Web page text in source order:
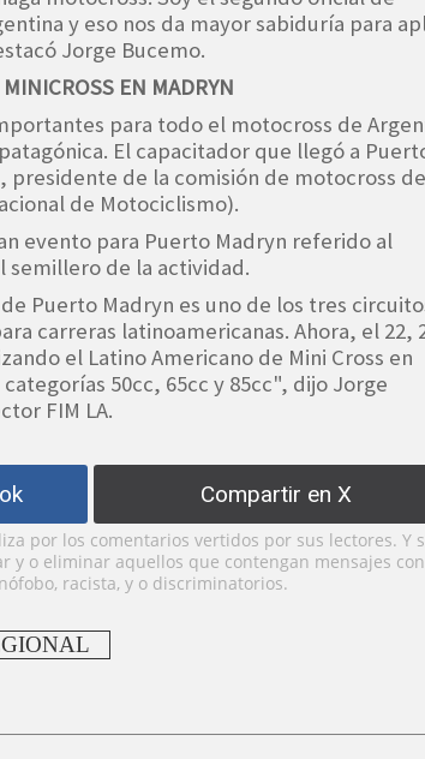
y eso nos da mayor sabiduría para
Jorge Bucemo.
EN MADRYN
para todo el motocross de
El capacitador que llegó a
presidente de la comisión de motocross
de Motociclismo).
evento para Puerto Madryn referido al
semillero de la actividad.
Puerto Madryn es uno de los tres
carreras latinoamericanas. Ahora, el 22,
el Latino Americano de Mini Cross en
50cc, 65cc y 85cc", dijo Jorge
FIM LA.
Compartir en X
por los comentarios vertidos por sus lectores. Y
y o eliminar aquellos que contengan mensajes con
racista, y o discriminatorios.